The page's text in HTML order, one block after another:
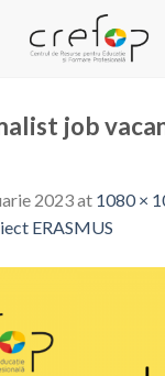
job
2023at 1080 ×
ERASMUS